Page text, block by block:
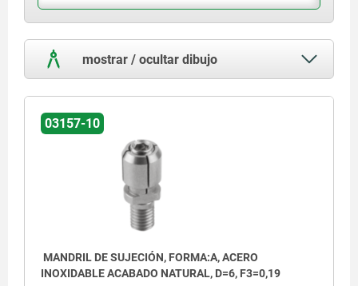
mostrar / ocultar dibujo
03157-10
MANDRIL DE SUJECIÓN, FORMA:A, ACERO
INOXIDABLE ACABADO NATURAL, D=6, F3=0,19